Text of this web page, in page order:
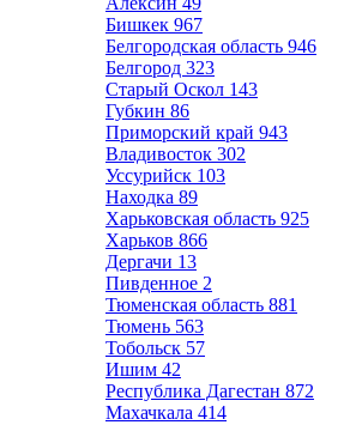
Бишкек 967
Белгородская область 946
Белгород 323
Старый Оскол 143
Губкин 86
Приморский край 943
Владивосток 302
Уссурийск 103
Находка 89
Харьковская область 925
Харьков 866
Дергачи 13
Пивденное 2
Тюменская область 881
Тюмень 563
Тобольск 57
Ишим 42
Республика Дагестан 872
Махачкала 414